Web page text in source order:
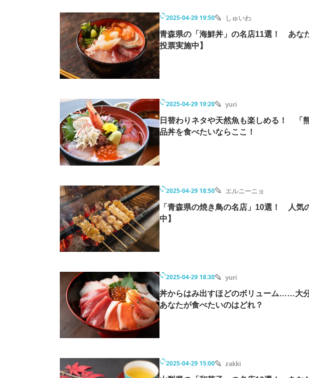
2025-04-29 19:50 しゅいわ
青森県の「海鮮丼」の名店11選！ あな
投票実施中】
2025-04-29 19:20 yuri
日替わりネタや天然魚も楽しめる！ 「
品丼を食べたいならここ！
2025-04-29 18:50 エルニーニョ
「青森県の焼き鳥の名店」10選！ 人気
中】
2025-04-29 18:30 yuri
丼からはみ出すほどのボリューム……大
あなたが食べたいのはどれ？
2025-04-29 15:00 zakki